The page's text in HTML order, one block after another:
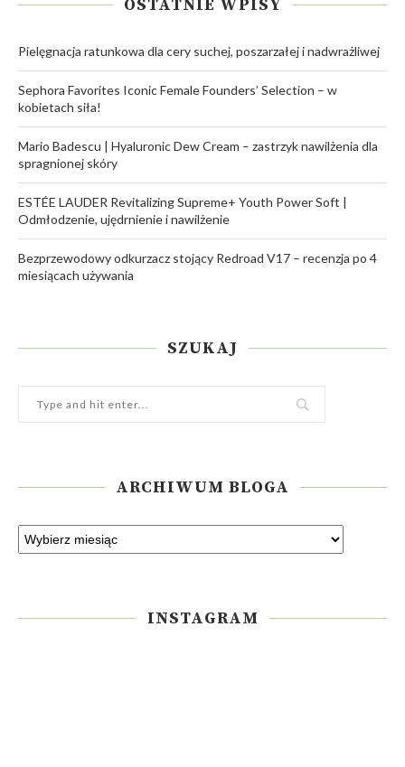
OSTATNIE WPISY
Pielęgnacja ratunkowa dla cery suchej, poszarzałej i nadwrażliwej
Sephora Favorites Iconic Female Founders’ Selection – w
kobietach siła!
Mario Badescu | Hyaluronic Dew Cream – zastrzyk nawilżenia dla
spragnionej skóry
ESTÉE LAUDER Revitalizing Supreme+ Youth Power Soft |
Odmłodzenie, ujędrnienie i nawilżenie
Bezprzewodowy odkurzacz stojący Redroad V17 – recenzja po 4
miesiącach używania
SZUKAJ
ARCHIWUM BLOGA
INSTAGRAM